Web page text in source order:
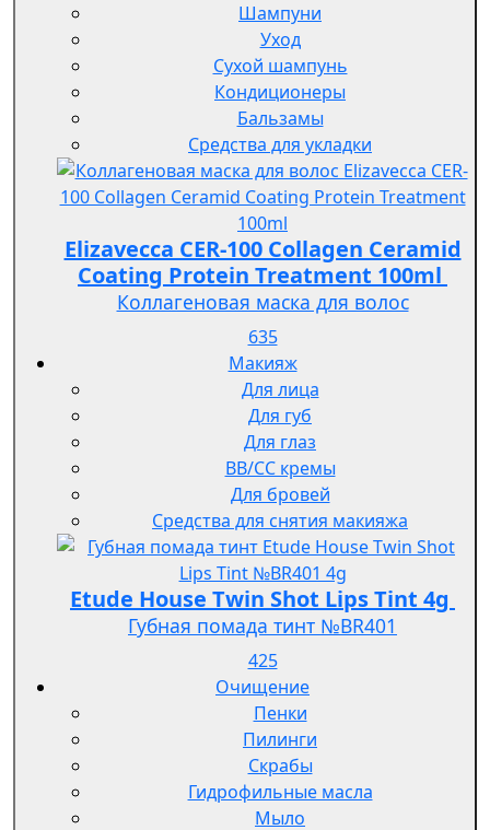
Шампуни
Уход
Сухой шампунь
Кондиционеры
Бальзамы
Средства для укладки
Elizavecca CER-100 Collagen Ceramid
Coating Protein Treatment 100ml
Коллагеновая маска для волос
635
Макияж
Для лица
Для губ
Для глаз
BB/CC кремы
Для бровей
Средства для снятия макияжа
Etude House Twin Shot Lips Tint 4g
Губная помада тинт №BR401
425
Очищение
Пенки
Пилинги
Скрабы
Гидрофильные масла
Мыло